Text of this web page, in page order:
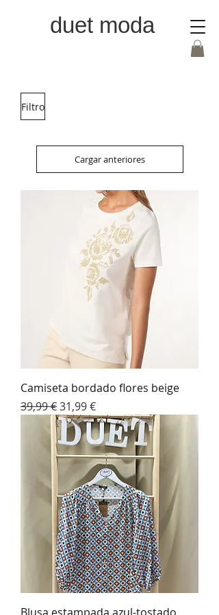
duet moda
Filtro
Cargar anteriores
Camiseta bordado flores beige
Precio
39,99 €Precio de oferta
31,99 €